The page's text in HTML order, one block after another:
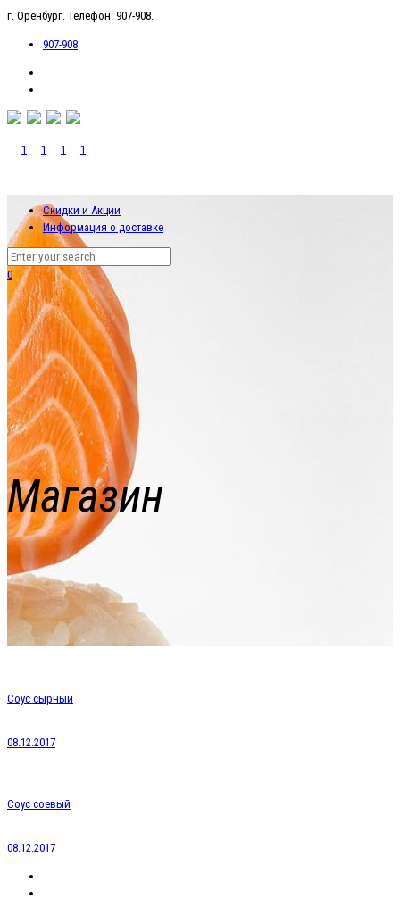
г. Оренбург. Телефон: 907-908.
907-908
Скидки и Акции
Информация о доставке
0
Магазин
Соус сырный
08.12.2017
Соус соевый
08.12.2017